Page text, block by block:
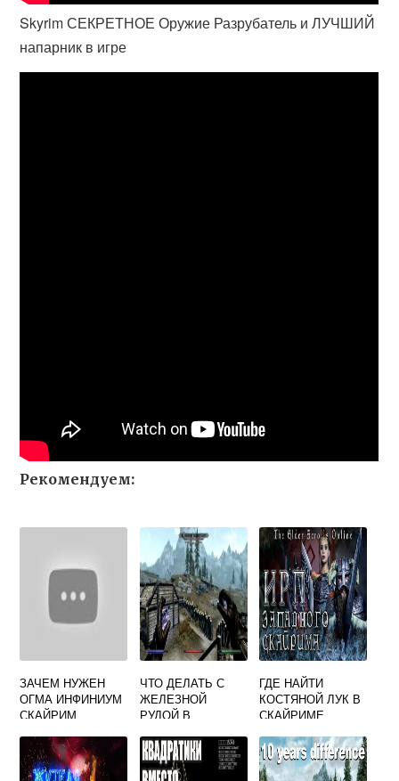
Skyrim СЕКРЕТНОЕ Оружие Разрубатель и ЛУЧШИЙ
напарник в игре
Рекомендуем:
ЗАЧЕМ НУЖЕН
ОГМА ИНФИНИУМ
СКАЙРИМ
ЧТО ДЕЛАТЬ С
ЖЕЛЕЗНОЙ
РУДОЙ В
ГДЕ НАЙТИ
КОСТЯНОЙ ЛУК В
СКАЙРИМЕ